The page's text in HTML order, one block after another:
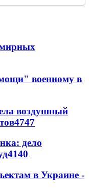
мирных
военному в
воздушный
4747
дело
4140
в Украине -